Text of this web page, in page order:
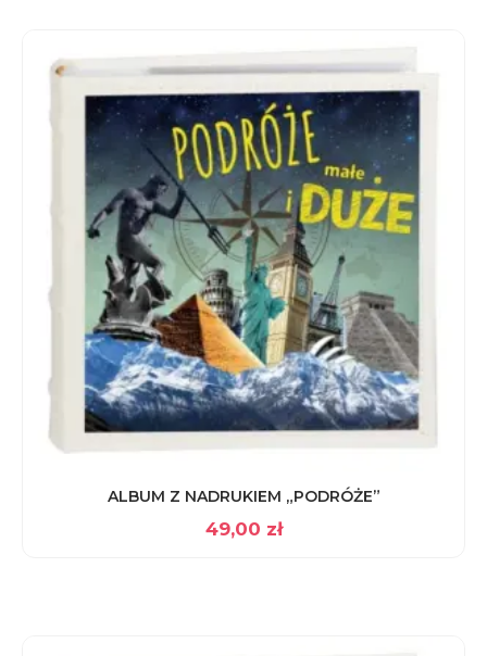
ALBUM Z NADRUKIEM „PODRÓŻE”
49,00 zł